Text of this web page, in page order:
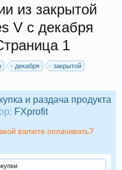
из закрытой
V c декабря
1
декабря
закрытой
и раздача продукта
FXprofit
валюте оплачивать?